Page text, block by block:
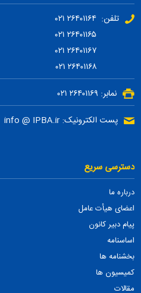
تلفن: ۲۶۴۰۱۱۶۴ ۰۲۱
۲۶۴۰۱۱۶۷ ۰۲۱
۲۶۴۰۱۱۶۸ ۰۲۱
نمابر: ۲۶۴۰۱۱۶۹ ۰۲۱
پست الکترونیک: info @ IPBA.ir
دسترسی سریع
درباره ما
اعضای هیأت عامل
پیام دبیر کانون
اساسنامه
بخشنامه ها
کمیسیون ها
مقالات